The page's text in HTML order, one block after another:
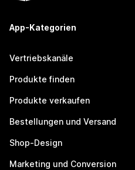
App-Kategorien
Vertriebskanäle
Produkte finden
Produkte verkaufen
Bestellungen und Versand
Shop-Design
Marketing und Conversion